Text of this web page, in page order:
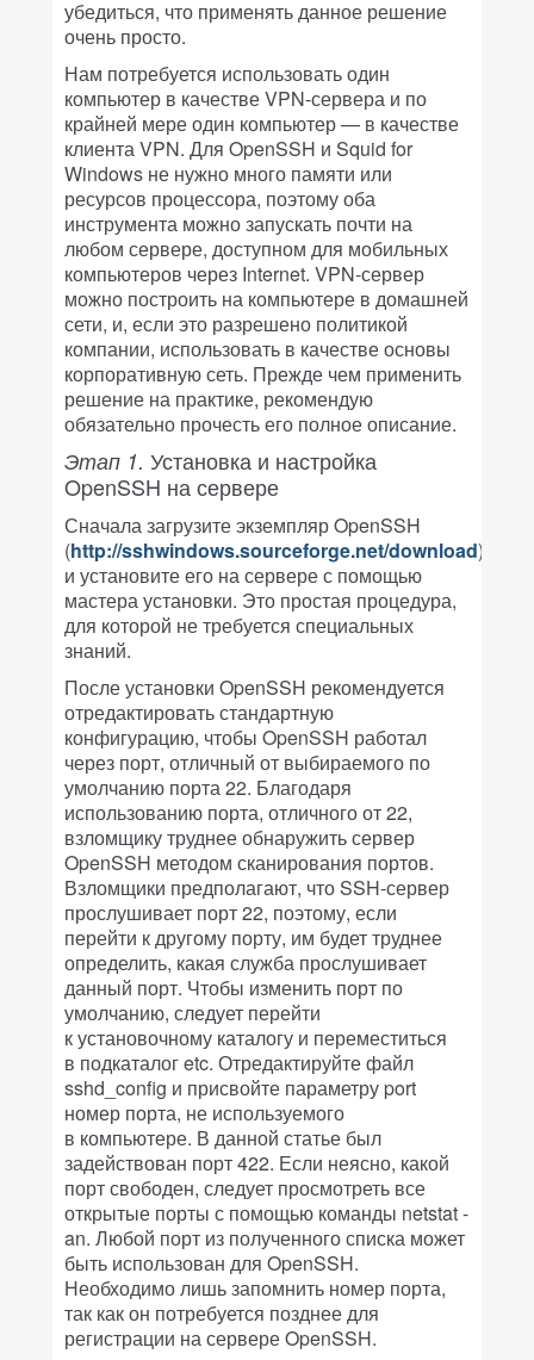
убедиться, что применять данное решение
очень просто.
Нам потребуется использовать один
компьютер в качестве VPN-сервера и по
крайней мере один компьютер — в качестве
клиента VPN. Для OpenSSH и Squid for
Windows не нужно много памяти или
ресурсов процессора, поэтому оба
инструмента можно запускать почти на
любом сервере, доступном для мобильных
компьютеров через Internet. VPN-сервер
можно построить на компьютере в домашней
сети, и, если это разрешено политикой
компании, использовать в качестве основы
корпоративную сеть. Прежде чем применить
решение на практике, рекомендую
обязательно прочесть его полное описание.
Этап 1. Установка и настройка
OpenSSH на сервере
Сначала загрузите экземпляр OpenSSH
(http://sshwindows.sourceforge.net/download)
и установите его на сервере с помощью
мастера установки. Это простая процедура,
для которой не требуется специальных
знаний.
После установки OpenSSH рекомендуется
отредактировать стандартную
конфигурацию, чтобы OpenSSH работал
через порт, отличный от выбираемого по
умолчанию порта 22. Благодаря
использованию порта, отличного от 22,
взломщику труднее обнаружить сервер
OpenSSH методом сканирования портов.
Взломщики предполагают, что SSH-сервер
прослушивает порт 22, поэтому, если
перейти к другому порту, им будет труднее
определить, какая служба прослушивает
данный порт. Чтобы изменить порт по
умолчанию, следует перейти
к установочному каталогу и переместиться
в подкаталог etc. Отредактируйте файл
sshd_config и присвойте параметру port
номер порта, не используемого
в компьютере. В данной статье был
задействован порт 422. Если неясно, какой
порт свободен, следует просмотреть все
открытые порты с помощью команды netstat -
an. Любой порт из полученного списка может
быть использован для OpenSSH.
Необходимо лишь запомнить номер порта,
так как он потребуется позднее для
регистрации на сервере OpenSSH.